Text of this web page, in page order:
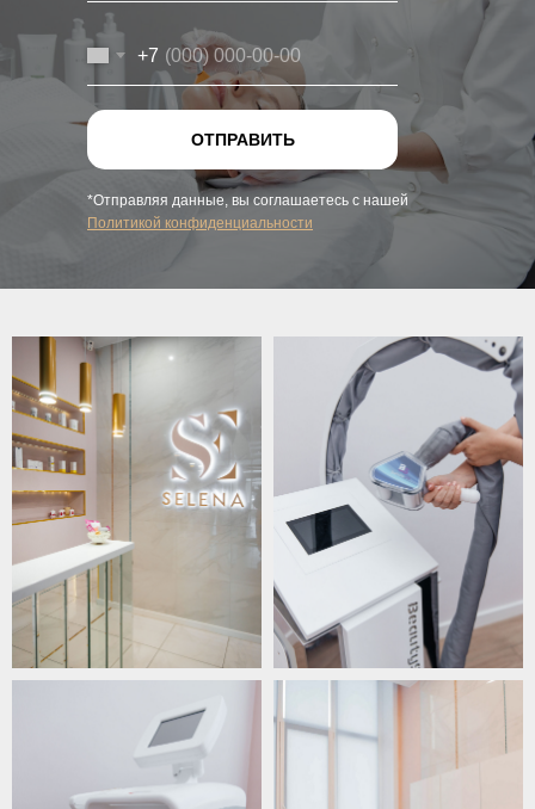
+7
ОТПРАВИТЬ
*Отправляя данные, вы соглашаетесь с нашей
Политикой конфиденциальности